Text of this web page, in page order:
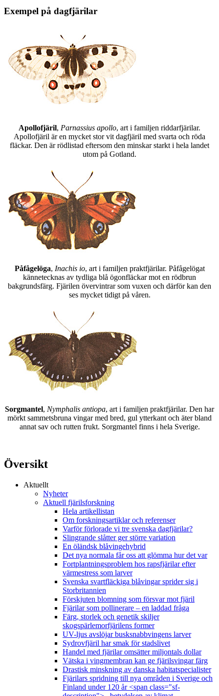
Exempel på dagfjärilar
Apollofjäril, Parnassius apollo, art i familjen riddarfjärilar.
Apollofjäril är en mycket stor vit dagfjäril med svarta och röda
fläckar. Den är rödlistad eftersom den minskar starkt i hela landet
utom på Gotland.
Påfågelöga, Inachis io, art i familjen praktfjärilar. Påfågelögat
kännetecknas av tydliga blå ögonfläckar mot en rödbrun
bakgrundsfärg. Fjärilen övervintrar som vuxen och därför kan den
ses mycket tidigt på våren.
Sorgmantel, Nymphalis antiopa, art i familjen praktfjärilar. Den har
mörkt sammetsbruna vingar med bred, gul ytterkant och äter bland
annat sav och rutten frukt. Sorgmantel finns i hela Sverige.
Översikt
Aktuellt
Nyheter
Aktuell fjärilsforskning
Hela artikellistan
Om forskningsartiklar och referenser
Varför förlorade vi tre svenska dagfjärilar?
Slingrande slåtter ger större variation
En öländsk blåvingehybrid
Det nya normala får oss att glömma hur det var
Fortplantningsproblem hos rapsfjärilar efter
värmestress som larver
Svenska svartfläckiga blåvingar sprider sig i
Storbritannien
Förskjuten blomning som försvar mot fjäril
Fjärilar som pollinerare – en laddad fråga
Färg, storlek och genetik skiljer
skogspärlemorfjärilens former
UV-ljus avslöjar busksnabbvingens larver
Sydrovfjäril har smak för stadslivet
Handel med fjärilar omsätter miljontals dollar
Vätska i vingmembran kan ge fjärilsvingar färg
Drastisk minskning av danska habitatspecialister
Fjärilars spridning till nya områden i Sverige och
Finland under 120 år <span class="sf-